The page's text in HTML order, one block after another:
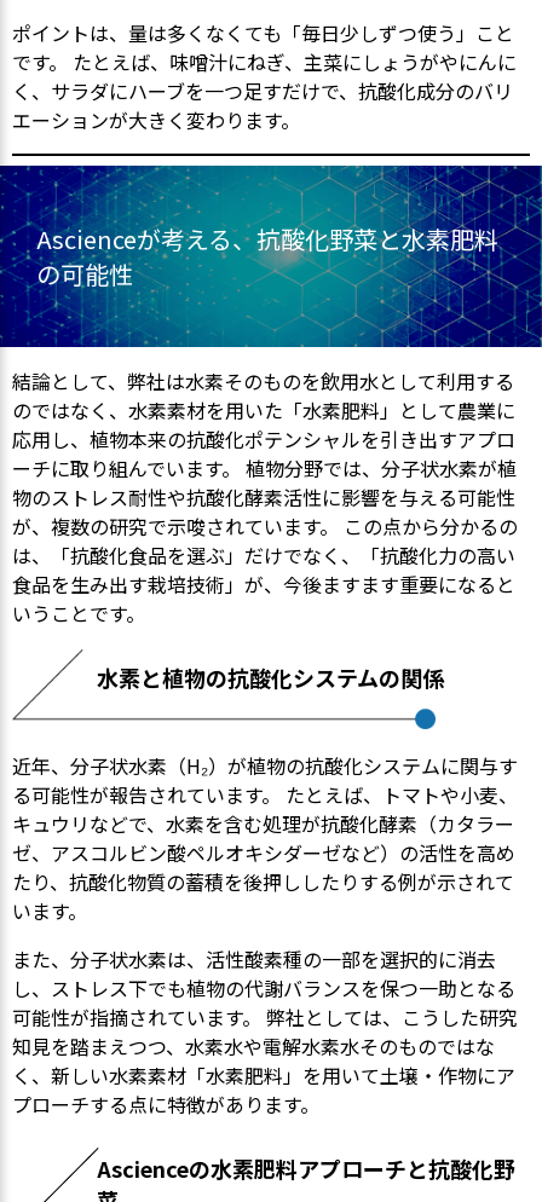
ポイントは、量は多くなくても「毎日少しずつ使う」こと
です。 たとえば、味噌汁にねぎ、主菜にしょうがやにんに
く、サラダにハーブを一つ足すだけで、抗酸化成分のバリ
エーションが大きく変わります。
Ascienceが考える、抗酸化野菜と水素肥料
の可能性
結論として、弊社は水素そのものを飲用水として利用する
のではなく、水素素材を用いた「水素肥料」として農業に
応用し、植物本来の抗酸化ポテンシャルを引き出すアプロ
ーチに取り組んでいます。 植物分野では、分子状水素が植
物のストレス耐性や抗酸化酵素活性に影響を与える可能性
が、複数の研究で示唆されています。 この点から分かるの
は、「抗酸化食品を選ぶ」だけでなく、「抗酸化力の高い
食品を生み出す栽培技術」が、今後ますます重要になると
いうことです。
水素と植物の抗酸化システムの関係
近年、分子状水素（H₂）が植物の抗酸化システムに関与す
る可能性が報告されています。 たとえば、トマトや小麦、
キュウリなどで、水素を含む処理が抗酸化酵素（カタラー
ゼ、アスコルビン酸ペルオキシダーゼなど）の活性を高め
たり、抗酸化物質の蓄積を後押ししたりする例が示されて
います。
また、分子状水素は、活性酸素種の一部を選択的に消去
し、ストレス下でも植物の代謝バランスを保つ一助となる
可能性が指摘されています。 弊社としては、こうした研究
知見を踏まえつつ、水素水や電解水素水そのものではな
く、新しい水素素材「水素肥料」を用いて土壌・作物にア
プローチする点に特徴があります。
Ascienceの水素肥料アプローチと抗酸化野